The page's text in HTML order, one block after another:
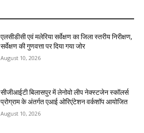
एलसीडीसी एवं मलेरिया सर्वेक्षण का जिला स्तरीय निरीक्षण,
सर्वेक्षण की गुणवत्ता पर दिया गया जोर
August 10, 2026
सीजीआईटी बिलासपुर में लेनोवो लीप नेक्स्टजेन स्कॉलर्स
प्रोग्राम के अंतर्गत एआई ओरिएंटेशन वर्कशॉप आयोजित
August 10, 2026